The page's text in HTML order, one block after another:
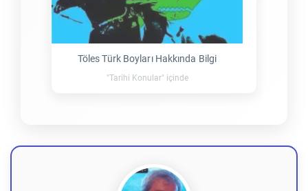
Töles Türk Boyları Hakkında Bilgi
"Tarihi Konular" içinde